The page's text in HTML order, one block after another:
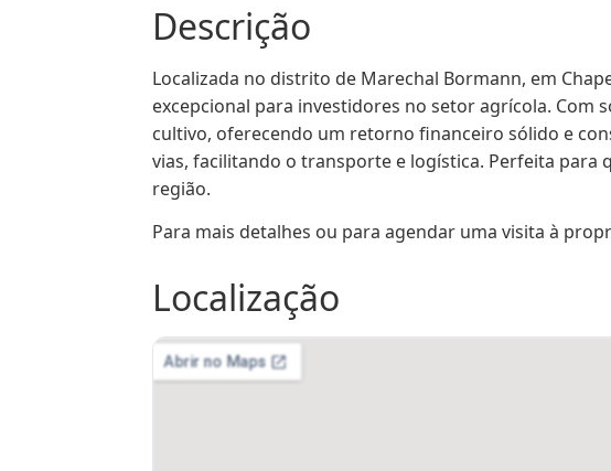
Descrição
Localizada no distrito de Marechal Bormann, em
excepcional para investidores no setor agrícola.
cultivo, oferecendo um retorno financeiro sólido e
vias, facilitando o transporte e logística. Perfeita
região.
Para mais detalhes ou para agendar uma visita à
Localização